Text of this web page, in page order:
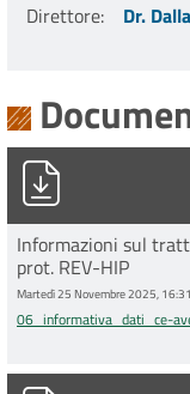
Direttore: Dr.
Informazioni sul
prot. REV-HIP
Martedì 25 Novembre 2025, 16:31
06_informativa_dati_ce-